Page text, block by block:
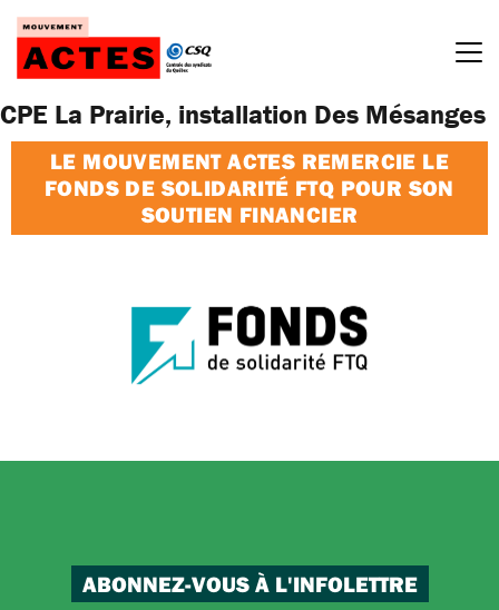
Passer
contenu
CPE La Prairie, installation Des Mésanges
LE MOUVEMENT ACTES REMERCIE LE
FONDS DE SOLIDARITÉ FTQ POUR SON
SOUTIEN FINANCIER
ABONNEZ-VOUS À L'INFOLETTRE